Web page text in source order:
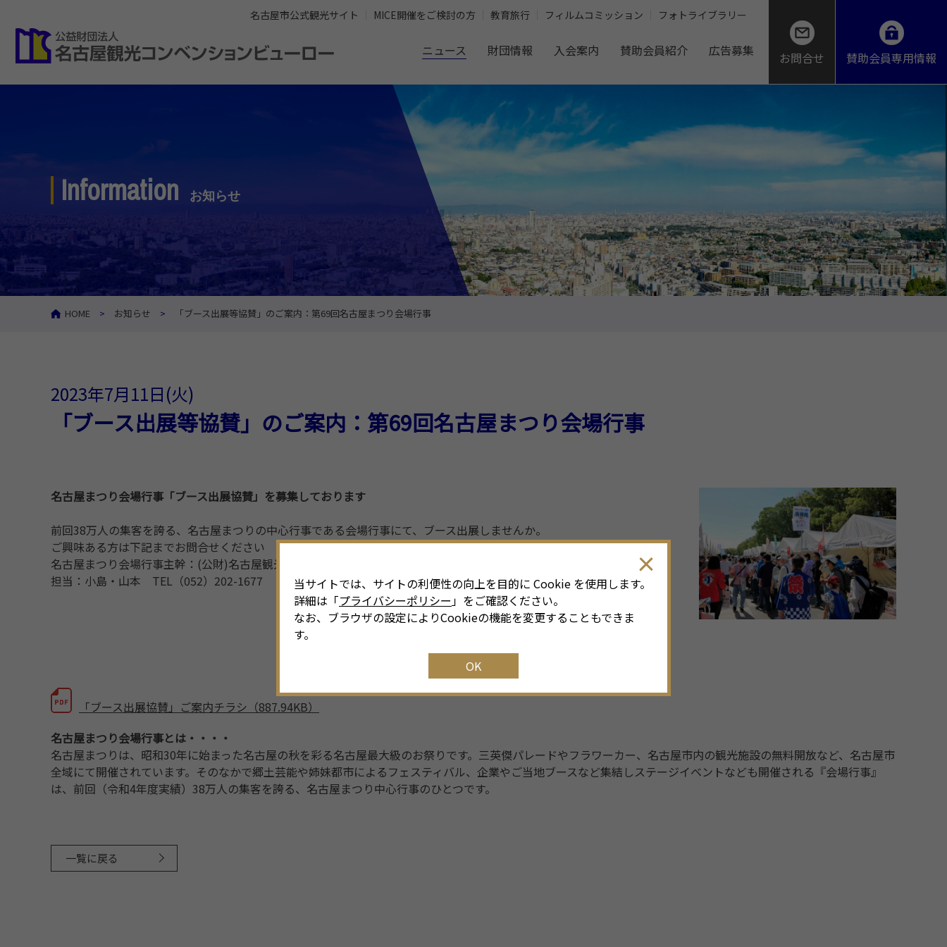
ニュース 財団情報 入会案内 賛助会員紹介 広告募集
名古屋市公式観光サイト MICE開催をご検討の方 教育旅行 フィルムコミッション フォトライブラリー
お問合せ 賛助会員専用情報
Information お知らせ
HOME お知らせ 「ブース出展等協賛」のご案内：第69回名古屋まつり会場行事
2023年7月11日(火)
「ブース出展等協賛」のご案内：第69回名古屋まつり会場行事
名古屋まつり会場行事「ブース出展協賛」を募集しております
前回38万人の集客を誇る、名古屋まつりの中心行事である会場行事にて、ブース出展しませんか。
ご興味ある方は下記までお問合せください
名古屋まつり会場行事主幹：(公財)名古屋観光コンベンションビューロー おもてなし部
担当：小島・山本 TEL（052）202-1677
「ブース出展協賛」ご案内チラシ（887.94KB）
名古屋まつり会場行事とは・・・・
名古屋まつりは、昭和30年に始まった名古屋の秋を彩る名古屋最大級のお祭りです。三英傑パレードやフラワーカー、名古屋市内の観光施設の無料開放など、名古屋市
全域にて開催されています。そのなかで郷土芸能や姉妹都市によるフェスティバル、企業やご当地ブースなど集結しステージイベントなども開催される『会場行事』
は、前回（令和4年度実績）38万人の集客を誇る、名古屋まつり中心行事のひとつです。
一覧に戻る
当サイトでは、サイトの利便性の向上を目的に Cookie を使用します。
詳細は「プライバシーポリシー」をご確認ください。
なお、ブラウザの設定によりCookieの機能を変更することもできま
す。
OK